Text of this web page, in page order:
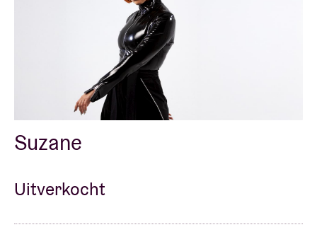
Suzane
Uitverkocht